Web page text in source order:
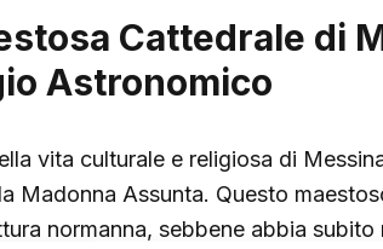
Cattedrale di
Astronomico
vita culturale e religiosa di
Madonna Assunta. Questo
normanna, sebbene abbia